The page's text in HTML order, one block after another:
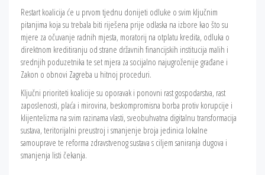
Restart koalicija će u prvom tjednu donijeti odluke o svim ključnim
pitanjima koja su trebala biti riješena prije odlaska na izbore kao što su
mjere za očuvanje radnih mjesta, moratorij na otplatu kredita, odluka o
direktnom kreditiranju od strane državnih financijskih institucija malih i
srednjih poduzetnika te set mjera za socijalno najugroženije građane i
Zakon o obnovi Zagreba u hitnoj proceduri.
Ključni prioriteti koalicije su oporavak i ponovni rast gospodarstva, rast
zaposlenosti, plaća i mirovina, beskompromisna borba protiv korupcije i
klijentelizma na svim razinama vlasti, sveobuhvatna digitalnu transformacija
sustava, teritorijalni preustroj i smanjenje broja jedinica lokalne
samouprave te reforma zdravstvenog sustava s ciljem saniranja dugova i
smanjenja listi čekanja.